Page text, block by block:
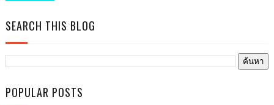
SEARCH THIS BLOG
POPULAR POSTS